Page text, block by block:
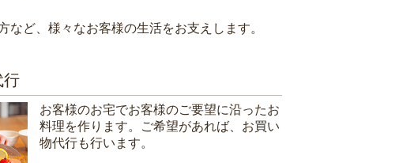
など、様々なお客様の生活をお支えします。
行
お客様のお宅でお客様のご要望に沿ったお
料理を作ります。ご希望があれば、お買い
物代行も行います。